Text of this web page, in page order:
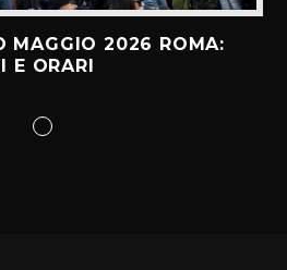
MAGGIO 2026 ROMA:
E ORARI